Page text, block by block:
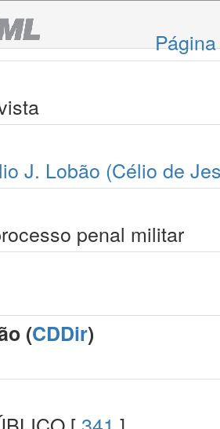
J. Lobão (Célio de
penal militar
(CDDir)